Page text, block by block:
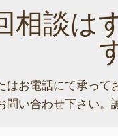
相談は
はお電話にて承って
問い合わせ下さい。